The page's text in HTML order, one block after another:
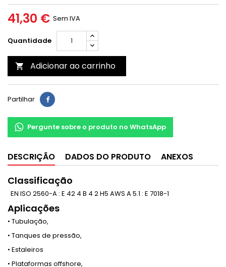
41,30 € Sem IVA
Quantidade
 Adicionar ao carrinho
Partilhar
Pergunte sobre o produto no WhatsApp
DESCRIÇÃO DADOS DO PRODUTO ANEXOS
Classificação
EN ISO 2560-A : E 42 4 B 4 2 H5 AWS A 5.1 : E 7018-1
Aplicações
• Tubulação,
• Tanques de pressão,
• Estaleiros
• Plataformas offshore,